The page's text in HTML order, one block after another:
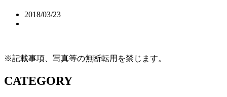
2018/03/23
※記載事項、写真等の無断転用を禁じます。
CATEGORY